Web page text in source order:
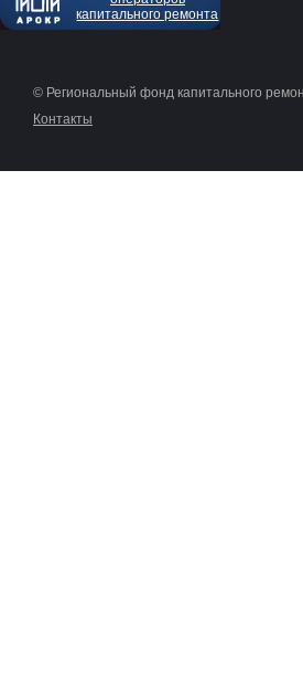
капитального ремонта
© Региональный фонд капитального
Контакты